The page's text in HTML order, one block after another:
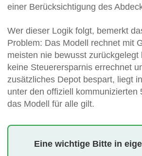
einer Berücksichtigung des
Wer dieser Logik folgt, bemerkt
Problem: Das Modell rechnet mit
meisten nie bewusst
keine Steuerersparnis errechnet
zusätzliches Depot bespart, liegt
unter den offiziell kommunizierten
das Modell für alle gilt.
Eine wichtige Bitte in